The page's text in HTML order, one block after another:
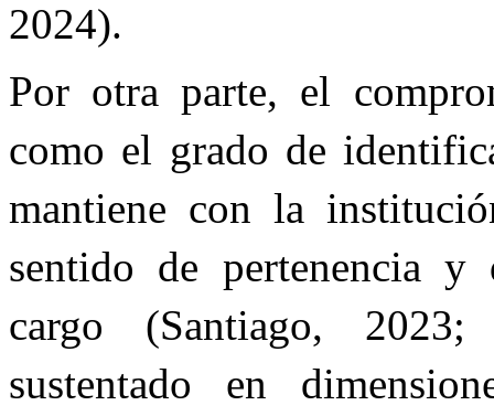
2024).
Por otra parte, el
como el grado de
mantiene con la
sentido de pertenencia y
cargo (Santiago,
sustentado en